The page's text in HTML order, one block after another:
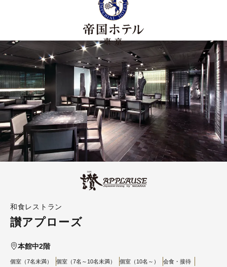
和食レストラン
讃アプローズ
本館中2階
個室（7名未満） 個室（7名～10名未満） 個室（10名～） 会食・接待